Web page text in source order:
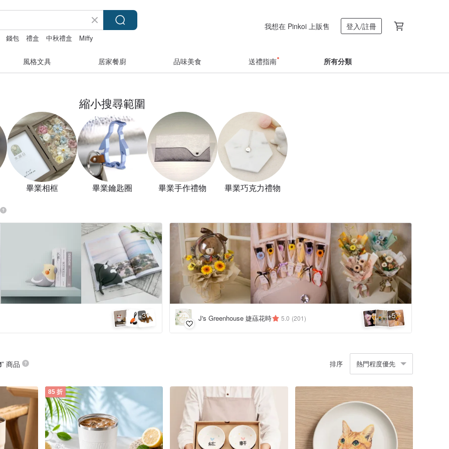
錢包 禮盒 中秋禮盒 Miffy
我想在 Pinkoi 上販售 登入/註冊
風格文具 居家餐廚 品味美食 送禮指南 所有分類
縮小搜尋範圍
畢業相框 畢業鑰匙圈 畢業手作禮物 畢業巧克力禮物
+3 J's Greenhouse 婕蕬花時 5.0 (201) +5
” 商品 排序 熱門程度優先
85 折